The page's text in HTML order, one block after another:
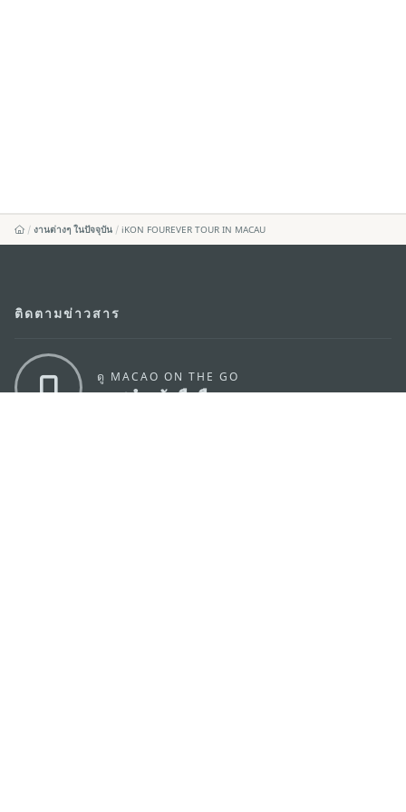
งานต่างๆ ในปัจจุบัน iKON FOUREVER TOUR IN MACAU
ติดตามข่าวสาร
ดู MACAO ON THE GO
แอพสำหรับมือถือ